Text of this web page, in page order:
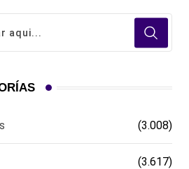
(3.008)
(3.617)